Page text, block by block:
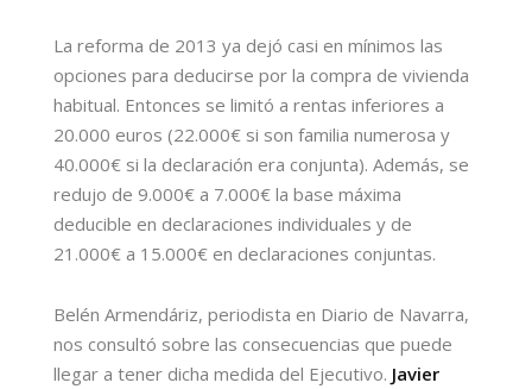
La reforma de 2013 ya dejó casi en mínimos las
opciones para deducirse por la compra de vivienda
habitual. Entonces se limitó a rentas inferiores a
20.000 euros (22.000€ si son familia numerosa y
40.000€ si la declaración era conjunta). Además, se
redujo de 9.000€ a 7.000€ la base máxima
deducible en declaraciones individuales y de
21.000€ a 15.000€ en declaraciones conjuntas.
Belén Armendáriz, periodista en Diario de Navarra,
nos consultó sobre las consecuencias que puede
llegar a tener dicha medida del Ejecutivo. Javier